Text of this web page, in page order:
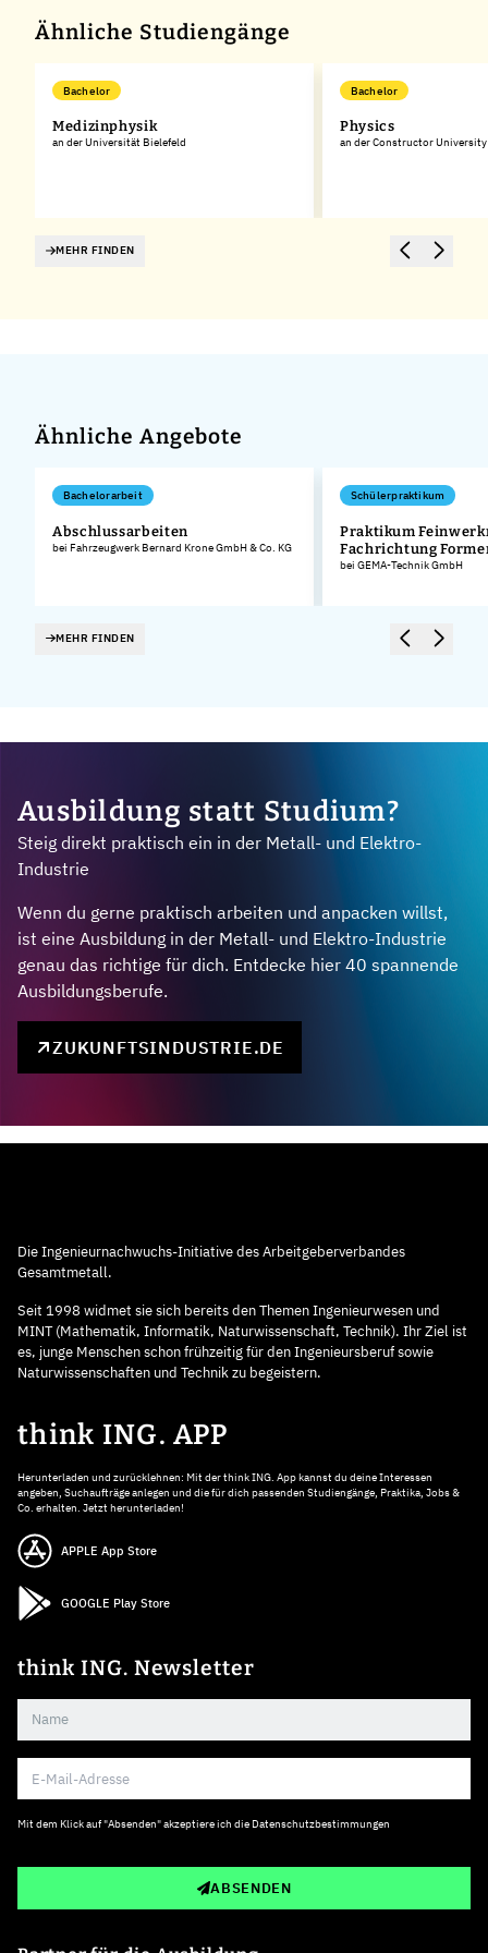
Ähnliche Studiengänge
Bachelor
Medizinphysik
an der Universität Bielefeld
Bachelor
Physics
an der Constructor University
MEHR FINDEN
Ähnliche Angebote
Bachelorarbeit
Abschlussarbeiten
bei Fahrzeugwerk Bernard Krone GmbH & Co. KG
Schülerpraktikum
Praktikum
Fachrichtung
bei GEMA-Technik GmbH
MEHR FINDEN
Ausbildung statt Studium?
Steig direkt praktisch ein in der Metall- und Elektro-
Industrie
Wenn du gerne praktisch arbeiten und anpacken willst,
ist eine Ausbildung in der Metall- und Elektro-Industrie
genau das richtige für dich. Entdecke hier 40 spannende
Ausbildungsberufe.
ZUKUNFTSINDUSTRIE.DE
Die Ingenieurnachwuchs-Initiative des Arbeitgeberverbandes
Gesamtmetall.
Seit 1998 widmet sie sich bereits den Themen Ingenieurwesen und
MINT (Mathematik, Informatik, Naturwissenschaft, Technik). Ihr Ziel ist
es, junge Menschen schon frühzeitig für den Ingenieursberuf sowie
Naturwissenschaften und Technik zu begeistern.
think ING. APP
Herunterladen und zurücklehnen: Mit der think ING. App kannst du deine Interessen
angeben, Suchaufträge anlegen und die für dich passenden Studiengänge, Praktika, Jobs &
Co. erhalten. Jetzt herunterladen!
APPLE App Store
GOOGLE Play Store
think ING. Newsletter
Mit dem Klick auf "Absenden" akzeptiere ich die Datenschutzbestimmungen
ABSENDEN